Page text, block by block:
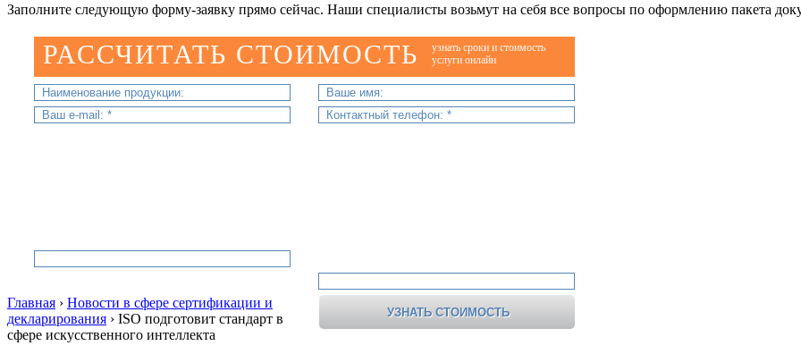
Заполните следующую форму-заявку прямо сейчас. Наши специалисты возьмут на себя все вопросы по оформлению пакета
РАССЧИТАТЬ СТОИМОСТЬ
узнать сроки и стоимость
услуги онлайн
Главная › Новости в сфере сертификации и
декларирования › ISO подготовит стандарт в
сфере искусственного интеллекта